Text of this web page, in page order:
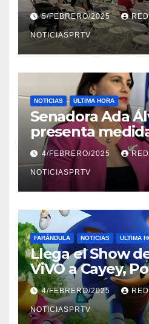
Reparto
5/FEBRERO/2025
NOTICIASPRTV
NOTICIAS ULTIMA HORA
Senadora Ada
presenta
violencia en el
4/FEBRERO/2025
NOTICIASPRTV
FARÁNDULA NOTICIAS ULTIMA
Llega el Show
ViVO a Cayey,
Barceloneta y
Relojes gratis
compre ahora….
4/FEBRERO/2025
NOTICIASPRTV